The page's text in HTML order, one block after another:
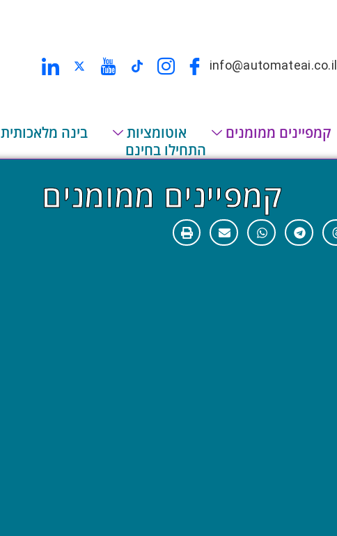
info@automateai.co.il
קמפיינים ממומנים אוטומציות בינה מלאכותית
התחילו בחינם
קמפיינים ממומנים